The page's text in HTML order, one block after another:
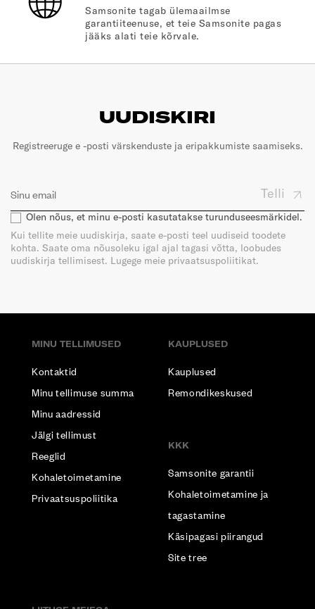
Samsonite tagab ülemaailmse
garantiiteenuse, et teie Samsonite pagas
jääks alati teie kõrvale.
UUDISKIRI
Registreeruge e -posti värskenduste ja eripakkumiste saamiseks.
Telli
Olen nõus, et minu e-posti kasutatakse turunduseesmärkidel.
Kui tellite meie uudiskirja, saate e-posti teel uudiseid toodete
kohta. Saate oma nõusoleku igal ajal tagasi võtta, loobudes
uudiskirja tellimisest. Lugege meie privaatsuspoliitikat.
MINU TELLIMUSED
Kontaktid
Minu tellimuse summa
Minu aadressid
Jälgi tellimust
Reeglid
Kohaletoimetamine
Privaatsuspoliitika
KAUPLUSED
Kauplused
Remondikeskused
KKK
Samsonite garantii
Kohaletoimetamine ja
tagastamine
Käsipagasi piirangud
Site tree